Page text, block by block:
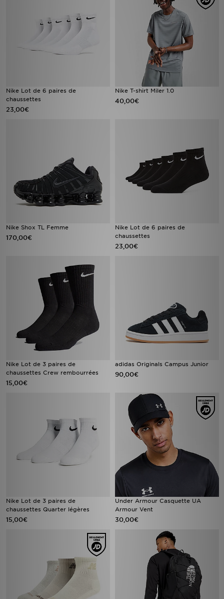
Nike Lot de 6 paires de
chaussettes
23,00€
Nike T-shirt Miler 1.0
40,00€
Nike Shox TL Femme
170,00€
Nike Lot de 6 paires de
chaussettes
23,00€
Nike Lot de 3 paires de
chaussettes Crew rembourrées
15,00€
adidas Originals Campus Junior
90,00€
Nike Lot de 3 paires de
chaussettes Quarter légères
15,00€
Under Armour Casquette UA
Armour Vent
30,00€